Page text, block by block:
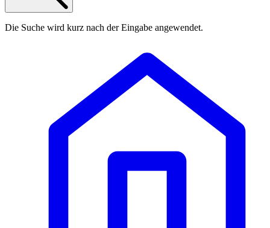
Die Suche wird kurz nach der Eingabe angewendet.